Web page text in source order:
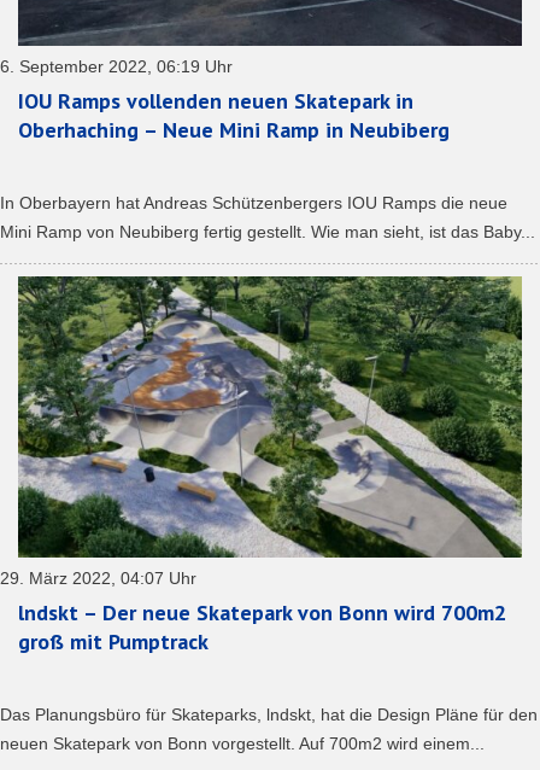
6. September 2022, 06:19 Uhr
IOU Ramps vollenden neuen Skatepark in
Oberhaching – Neue Mini Ramp in Neubiberg
In Oberbayern hat Andreas Schützenbergers IOU Ramps die neue
Mini Ramp von Neubiberg fertig gestellt. Wie man sieht, ist das Baby...
29. März 2022, 04:07 Uhr
lndskt – Der neue Skatepark von Bonn wird 700m2
groß mit Pumptrack
Das Planungsbüro für Skateparks, lndskt, hat die Design Pläne für den
neuen Skatepark von Bonn vorgestellt. Auf 700m2 wird einem...